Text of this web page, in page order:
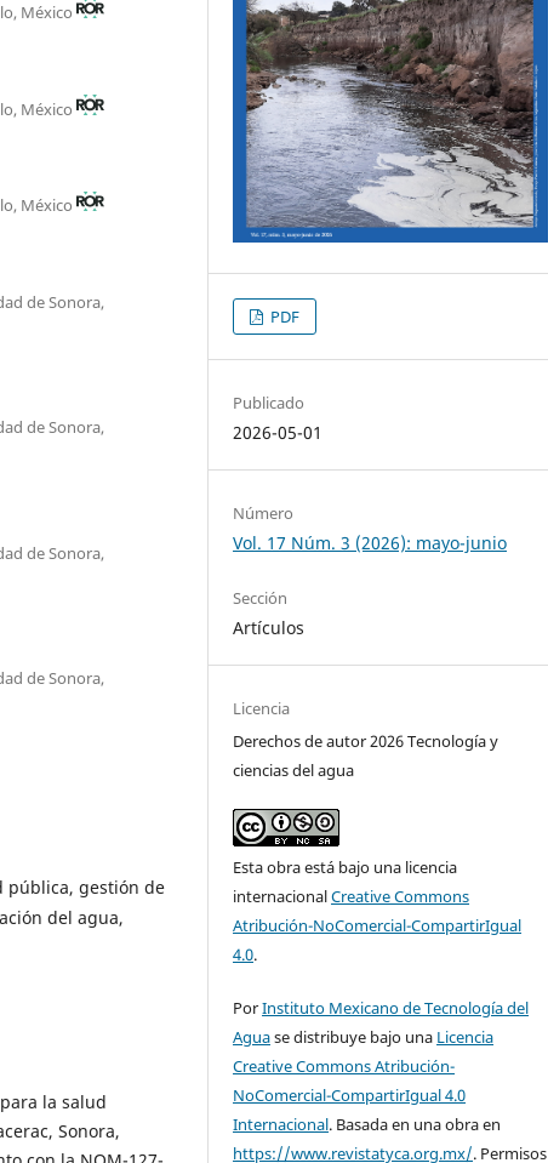
México
México
México
de Sonora,
de Sonora,
de Sonora,
de Sonora,
pública, gestión de
del agua,
la salud
Sonora,
PDF
Publicado
2026-05-01
Número
Vol. 17 Núm. 3 (2026): mayo-junio
Sección
Artículos
Licencia
Derechos de autor 2026 Tecnología y
ciencias del agua
Esta obra está bajo una licencia
internacionalCreative Commons
Atribución-NoComercial-CompartirIgual
4.0.
PorInstituto Mexicano de Tecnología del
Aguase distribuye bajo una Licencia
Creative Commons Atribución-
NoComercial-CompartirIgual 4.0
Internacional. Basada en una obra en
https://www.revistatyca.org.mx/. Permisos